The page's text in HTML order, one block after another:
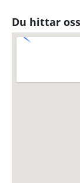
Du hittar